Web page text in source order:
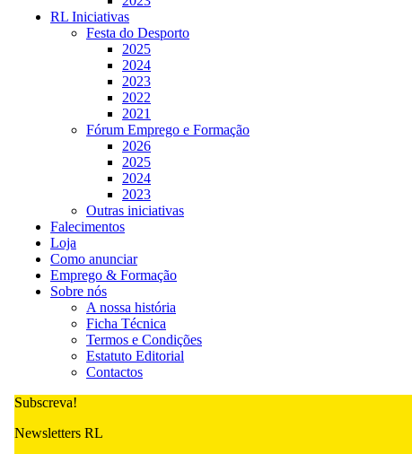
RL Iniciativas
Festa do Desporto
2025
2024
2023
2022
2021
Fórum Emprego e Formação
2026
2025
2024
2023
Outras iniciativas
Falecimentos
Loja
Como anunciar
Emprego & Formação
Sobre nós
A nossa história
Ficha Técnica
Termos e Condições
Estatuto Editorial
Contactos
Subscreva!
Newsletters RL